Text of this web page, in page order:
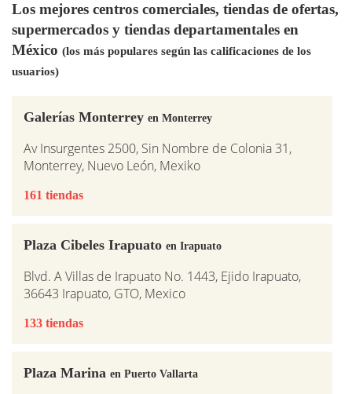
Los mejores centros comerciales, tiendas de ofertas,
supermercados y tiendas departamentales en
México (los más populares según las calificaciones de los
usuarios)
Galerías Monterrey en Monterrey
Av Insurgentes 2500, Sin Nombre de Colonia 31,
Monterrey, Nuevo León, Mexiko
161 tiendas
Plaza Cibeles Irapuato en Irapuato
Blvd. A Villas de Irapuato No. 1443, Ejido Irapuato,
36643 Irapuato, GTO, Mexico
133 tiendas
Plaza Marina en Puerto Vallarta